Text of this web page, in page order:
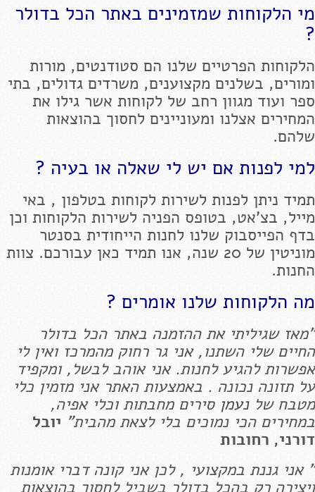
מי הלקוחות שמזמינים באתר הכל בדולר
?
הלקוחות הפרטיים שלנו הם סטודנטים, מורות
ומורים, בשלנים מקצוענים, משרדים גדולים, בתי
ספר ועוד מגוון רחב של לקוחות אשר גילו את
המחירים אצלנו ומעוניינים לחסוך בהוצאות
שלהם.
למי לפנות אם יש לי שאלה או בעיה ?
תמיד ניתן לפנות לשירות לקוחות בטלפון , באי
מייל, בצ'אט, בטופס הפניה לשירות הלקוחות וכן
בדף הפייסבוק שלנו לחנות הייחודית בסנטר
מוניטין של 20 שנה, אנו תמיד כאן עבורכם. צוות
החנות.
מה הלקוחות שלנו אומרים ?
"מאז שגיליתי את ההזמנה באתר הכל בדולר
החיים שלי השתנו, אני גר רחוק מהמרכז ואין לי
אפשרות להגיע לחנות. אני אוהב לבשל, ומקפיד
על תזונה נכונה . באמצעות האתר אני מזמין כלי
מטבח שלנעמןסירים מחבתות וכלי אפיה,
במחירים הכי נמוכים בלי לצאת מהבית" יובל
דורני, רחובות
" אני גננת במקצועי , לכן אני קונה דברי אומנות
ויצירה רק בהכל בדולר בשביל לחסוך בהוצאות